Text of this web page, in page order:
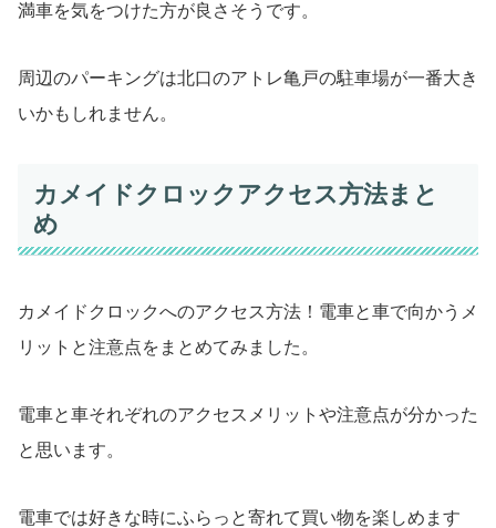
満車を気をつけた方が良さそうです。
周辺のパーキングは北口のアトレ亀戸の駐車場が一番大き
いかもしれません。
カメイドクロックアクセス方法まと
め
カメイドクロックへのアクセス方法！電車と車で向かうメ
リットと注意点をまとめてみました。
電車と車それぞれのアクセスメリットや注意点が分かった
と思います。
電車では好きな時にふらっと寄れて買い物を楽しめます